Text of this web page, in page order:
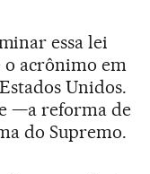
essa lei
o acrônimo em
Unidos.
—a reforma de
do Supremo.